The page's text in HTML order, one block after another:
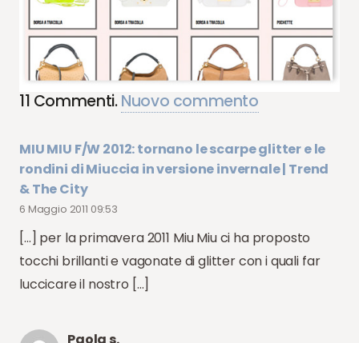
11 Commenti. Nuovo commento
MIU MIU F/W 2012: tornano le scarpe glitter e le
rondini di Miuccia in versione invernale | Trend
& The City
6 Maggio 2011 09:53
[…] per la primavera 2011 Miu Miu ci ha proposto
tocchi brillanti e vagonate di glitter con i quali far
luccicare il nostro […]